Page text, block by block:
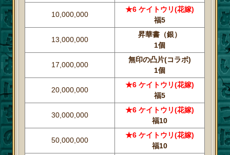
10,000,000
★6 ケイトウリ(花嫁)
福5
13,000,000
昇華書（銀）
1個
17,000,000
無印の凸片(コラボ)
1個
20,000,000
★6 ケイトウリ(花嫁)
福5
30,000,000
★6 ケイトウリ(花嫁)
福10
50,000,000
★6 ケイトウリ(花嫁)
福10